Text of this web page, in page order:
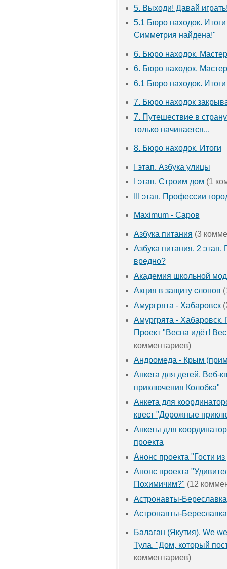
5. Выходи! Давай
5.1 Бюро находок.
Симметрия найдена!"
6. Бюро находок.
6. Бюро находок.
6.1 Бюро находок.
7. Бюро находок
7. Путешествие в
только начинается...
8. Бюро находок. Итоги
I этап. Азбука улицы
I этап. Строим дом (1
III этап. Профессии
Maximum - Саров
Азбука питания (3
Азбука питания. 2 этап.
вредно?
Академия школьной
Акция в защиту слонов
Амургрята - Хабаровск
Амургрята -
Проект "Весна идёт!
комментариев)
Андромеда - Крым
Анкета для детей. Веб-
приключения Колобка"
Анкета для
квест "Дорожные
Анкеты для
проекта
Анонс проекта "Гости
Анонс проекта
Похимичим?" (12
Астронавты-Береславка
Астронавты-Береславка
Балаган (Якутия). We
Тула. "Дом, который
комментариев)